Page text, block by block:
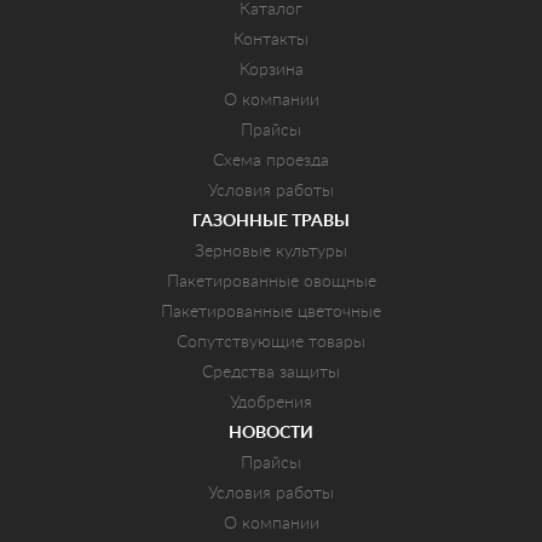
Каталог
Контакты
Корзина
О компании
Прайсы
Схема проезда
Условия работы
ГАЗОННЫЕ ТРАВЫ
Зерновые культуры
Пакетированные овощные
Пакетированные цветочные
Сопутствующие товары
Средства защиты
Удобрения
НОВОСТИ
Прайсы
Условия работы
О компании